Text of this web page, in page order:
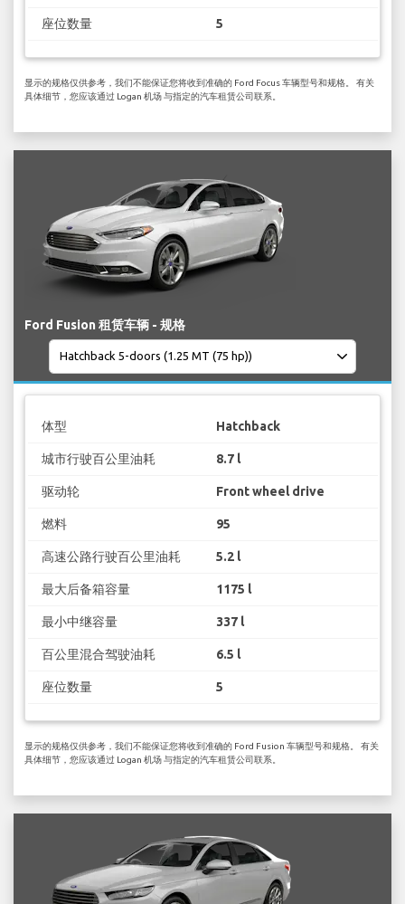
座位数量 5
显示的规格仅供参考，我们不能保证您将收到准确的 Ford Focus 车辆型号和规格。 有关
具体细节，您应该通过 Logan 机场 与指定的汽车租赁公司联系。
Ford Fusion 租赁车辆 - 规格
体型 Hatchback
城市行驶百公里油耗 8.7 l
驱动轮 Front wheel drive
燃料 95
高速公路行驶百公里油耗 5.2 l
最大后备箱容量 1175 l
最小中继容量 337 l
百公里混合驾驶油耗 6.5 l
座位数量 5
显示的规格仅供参考，我们不能保证您将收到准确的 Ford Fusion 车辆型号和规格。 有关
具体细节，您应该通过 Logan 机场 与指定的汽车租赁公司联系。